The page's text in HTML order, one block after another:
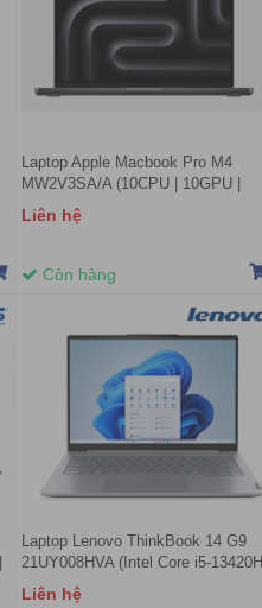
Laptop Apple Macbook Pro M4
MW2V3SA/A (10CPU | 10GPU |
16GB | 1TB | SPACE BLACK)
Liên hệ
Còn hàng
Laptop Lenovo ThinkBook 14 G9
21UY008HVA (Intel Core i5-13420H
| Intel UHD | 14 inch WUXGA |
Liên hệ